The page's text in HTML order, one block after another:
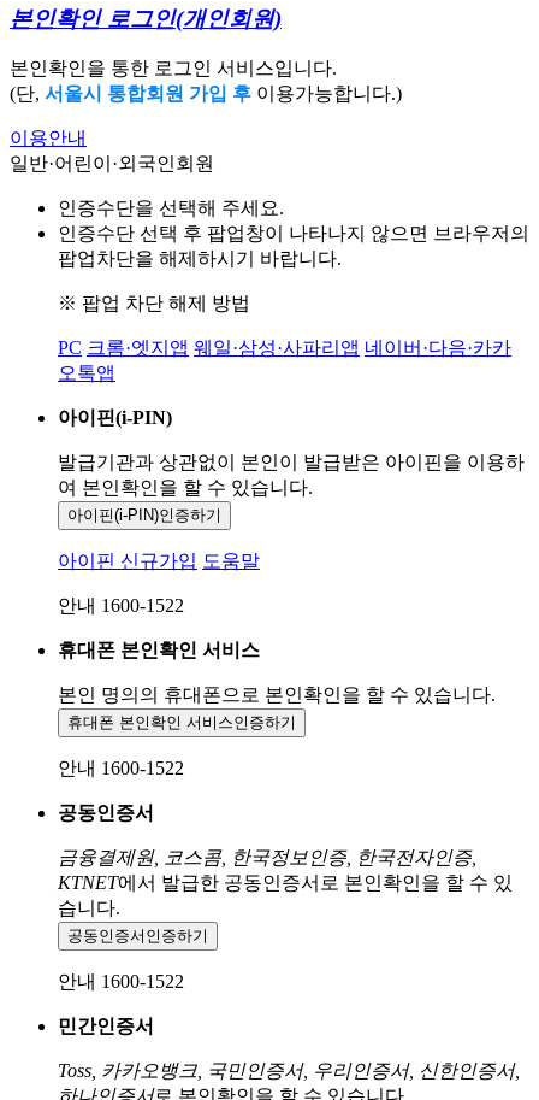
본인확인 로그인(개인회원)
본인확인을 통한 로그인 서비스입니다.
(단, 서울시 통합회원 가입 후 이용가능합니다.)
이용안내
일반·어린이·외국인회원
인증수단을 선택해 주세요.
인증수단 선택 후 팝업창이 나타나지 않으면 브라우저의
팝업차단을 해제하시기 바랍니다.
※ 팝업 차단 해제 방법
PC 크롬·엣지앱 웨일·삼성·사파리앱 네이버·다음·카카
오톡앱
아이핀(i-PIN)
발급기관과 상관없이 본인이 발급받은 아이핀을 이용하
여 본인확인을 할 수 있습니다.
아이핀(i-PIN)인증하기
아이핀 신규가입 도움말
안내 1600-1522
휴대폰 본인확인 서비스
본인 명의의 휴대폰으로 본인확인을 할 수 있습니다.
휴대폰 본인확인 서비스인증하기
안내 1600-1522
공동인증서
금융결제원, 코스콤, 한국정보인증, 한국전자인증,
KTNET에서 발급한 공동인증서로 본인확인을 할 수 있
습니다.
공동인증서 인증하기
안내 1600-1522
민간인증서
Toss, 카카오뱅크, 국민인증서, 우리인증서, 신한인증서,